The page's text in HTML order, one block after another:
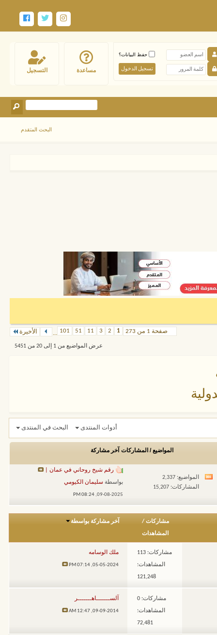
التسجيل مساعدة
حفظ البيانات؟
البحث المتقدم
صفحة 1 من 273 1
2
3
11
51
101
... الأخيرة
عرض المواضيع من 1 إلى 20 من 5451
أدوات المنتدى البحث في المنتدى
المواضيع / المشاركات آخر مشاركة
مشاهدة
هذا
المواضيع: 2,337
المشاركات: 15,207
رقم شيخ روحاني في عمان |
بواسطة سليمان الكيومي
09-08-2025,
08:24 PM
مشاركات /
المشاهدات
آخر مشاركة بواسطة
مشاركات: 113
المشاهدات:
121,248
ملك الوسامه
05-05-2024,
07:14 PM
مشاركات: 0
المشاهدات:
72,481
آلســـــــاهـــــــر
09-09-2014,
12:47 AM